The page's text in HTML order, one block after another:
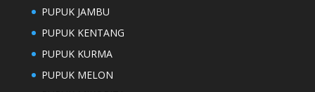
PUPUK JAMBU
PUPUK KENTANG
PUPUK KURMA
PUPUK MELON